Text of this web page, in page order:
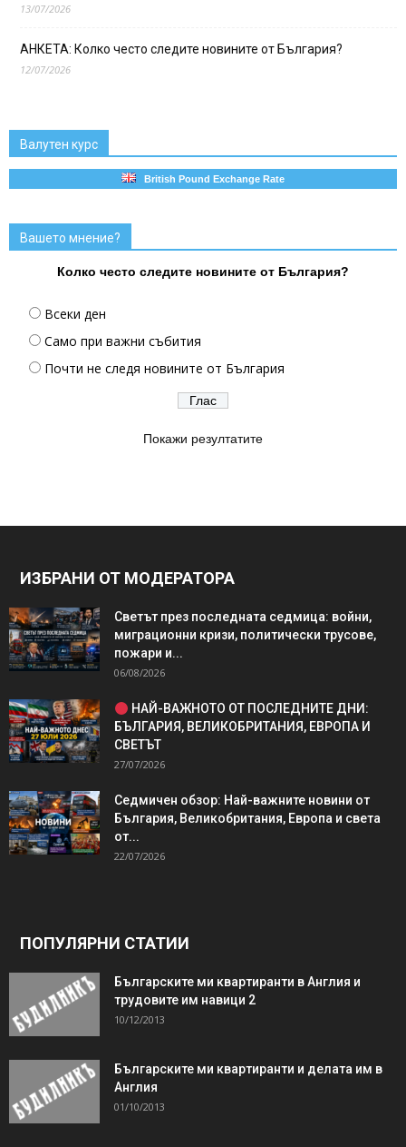
13/07/2026
АНКЕТА: Колко често следите новините от България?
12/07/2026
Валутен курс
British Pound Exchange Rate
Вашето мнение?
Колко често следите новините от България?
Всеки ден
Само при важни събития
Почти не следя новините от България
Покажи резултатите
ИЗБРАНИ ОТ МОДЕРАТОРА
Светът през последната седмица: войни,
миграционни кризи, политически трусове,
пожари и...
06/08/2026
НАЙ-ВАЖНОТО ОТ ПОСЛЕДНИТЕ ДНИ:
БЪЛГАРИЯ, ВЕЛИКОБРИТАНИЯ, ЕВРОПА И
СВЕТЪТ
27/07/2026
Седмичен обзор: Най-важните новини от
България, Великобритания, Европа и света
от...
22/07/2026
ПОПУЛЯРНИ СТАТИИ
Българските ми квартиранти в Англия и
трудовите им навици 2
10/12/2013
Българските ми квартиранти и делата им в
Англия
01/10/2013